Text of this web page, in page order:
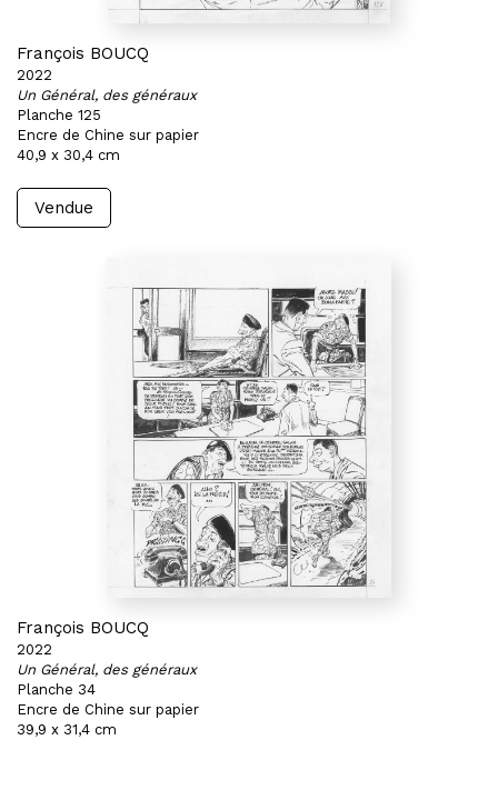
François BOUCQ
2022
Un Général, des généraux
Planche 125
Encre de Chine sur papier
40,9 x 30,4 cm
Vendue
François BOUCQ
2022
Un Général, des généraux
Planche 34
Encre de Chine sur papier
39,9 x 31,4 cm